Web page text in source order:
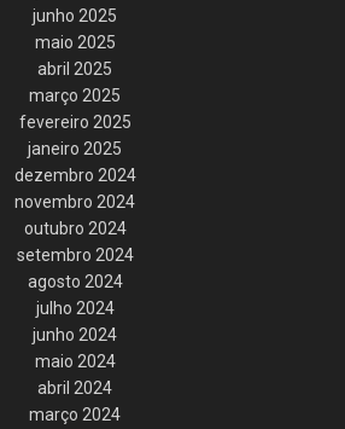
junho 2025
maio 2025
abril 2025
março 2025
fevereiro 2025
janeiro 2025
dezembro 2024
novembro 2024
outubro 2024
setembro 2024
agosto 2024
julho 2024
junho 2024
maio 2024
abril 2024
março 2024